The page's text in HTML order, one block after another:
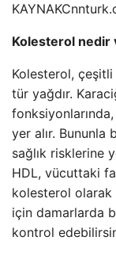
KAYNAK
Kolesterol nedir
Kolesterol,
tür yağdır.
yer alır. Bununla
sağlık risklerine
HDL, vücuttaki
kolesterol olarak
için damarlarda
kontrol